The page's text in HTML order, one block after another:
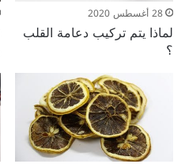
28 أغسطس 2020
لماذا يتم تركيب دعامة القلب
؟